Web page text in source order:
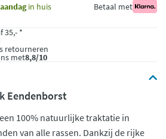
in huis Betaal met
35,- *
retourneren
met8,8/10
Eendenborst
100% natuurlijke traktatie in
van alle rassen. Dankzij de rijke